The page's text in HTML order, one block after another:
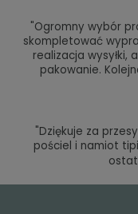
"Ogromny wybór
skompletować
realizacja wysyłki,
pakowanie.
"Dziękuje za
pościel i namiot